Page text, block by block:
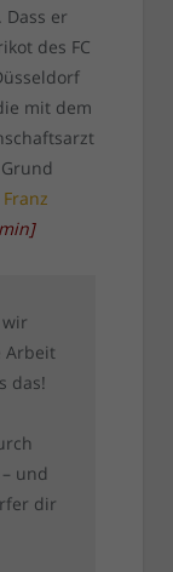
er
des FC
mit dem
Franz
min]
Arbeit
das!
– und
dir